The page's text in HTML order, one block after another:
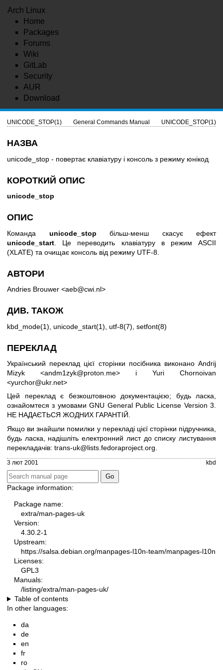
Arch Linux
Home
Packages
Forums
Wiki
GitLab
Security
AUR
Download
UNICODE_STOP(1) General Commands Manual UNICODE_STOP(1)
НАЗВА
unicode_stop - повертає клавіатуру і консоль з режиму юнікод
КОРОТКИЙ ОПИС
unicode_stop
ОПИС
Команда unicode_stop більш-менш скасує ефект
unicode_start . Це переводить клавіатуру в режим ASCII
(XLATE) та очищає консоль від режиму UTF-8.
АВТОРИ
Andries Brouwer <aeb@cwi.nl>
ДИВ. ТАКОЖ
kbd_mode(1) unicode_start(1) utf-8(7) setfont(8)
ПЕРЕКЛАД
Український переклад цієї сторінки посібника виконано Andrij
Mizyk <andm1zyk@proton.me> і Yuri Chornoivan
<yurchor@ukr.net>
Цей переклад є безкоштовною документацією; будь ласка,
ознайомтеся з умовамиGNU General Public License Version 3.
НЕ НАДАЄТЬСЯ ЖОДНИХ ГАРАНТІЙ.
Якщо ви знайшли помилки у перекладі цієї сторінки підручника,
будь ласка, надішліть електронний лист до списку листування
перекладачів: trans-uk@lists.fedoraproject.org
3 лют 2001 kbd
Package information:
Package name:
extra/man-pages-uk
Version:
4.30.2-1
Upstream:
https://salsa.debian.org/manpages-l10n-team/manpages-l10n
Licenses:
GPL3
Manuals:
/listing/extra/man-pages-uk/
Table of contents
In other languages:
da
de
en
fr
ro